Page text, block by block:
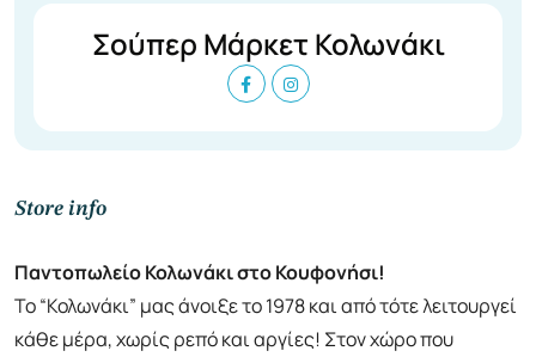
Σούπερ Μάρκετ Κολωνάκι
Store info
Παντοπωλείο Κολωνάκι στο Κουφονήσι!
Το “Κολωνάκι” μας άνοιξε το 1978 και από τότε λειτουργεί
κάθε μέρα, χωρίς ρεπό και αργίες! Στον χώρο που